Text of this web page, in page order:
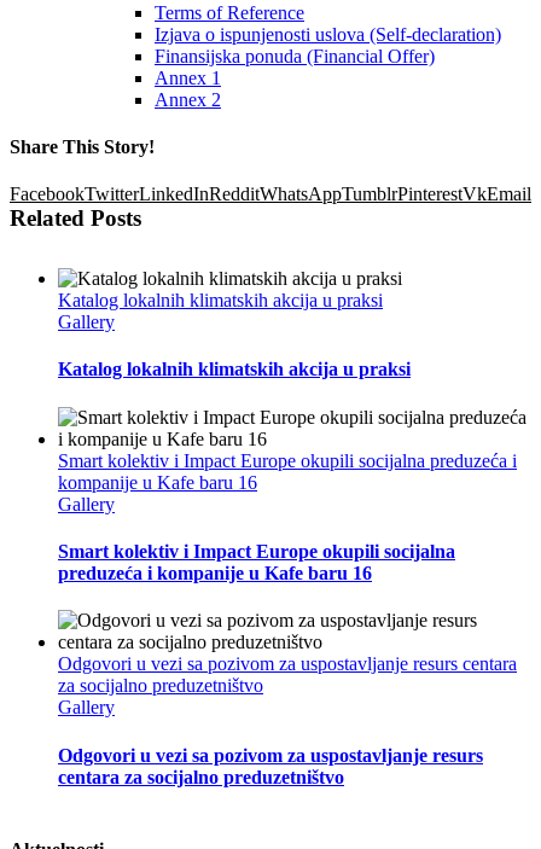
Terms of Reference
Izjava o ispunjenosti uslova (Self-declaration)
Finansijska ponuda (Financial Offer)
Annex 1
Annex 2
Share This Story!
FacebookTwitterLinkedInRedditWhatsAppTumblrPinterestVkEmail
Related Posts
Katalog lokalnih klimatskih akcija u praksi
Gallery
Katalog lokalnih klimatskih akcija u praksi
Smart kolektiv i Impact Europe okupili socijalna preduzeća i
kompanije u Kafe baru 16
Gallery
Smart kolektiv i Impact Europe okupili socijalna
preduzeća i kompanije u Kafe baru 16
Odgovori u vezi sa pozivom za uspostavljanje resurs centara
za socijalno preduzetništvo
Gallery
Odgovori u vezi sa pozivom za uspostavljanje resurs
centara za socijalno preduzetništvo